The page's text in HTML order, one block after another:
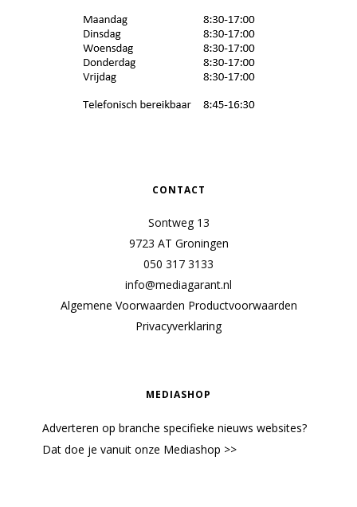
CONTACT
Sontweg 13
9723 AT Groningen
050 317 3133
info@mediagarant.nl
Algemene Voorwaarden Productvoorwaarden
Privacyverklaring
MEDIASHOP
Adverteren op branche specifieke nieuws websites?
Dat doe je vanuit onze Mediashop >>